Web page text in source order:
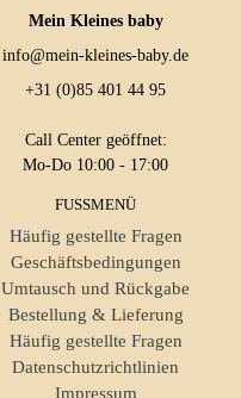
Mein Kleines baby
info@mein-kleines-baby.de
+31 (0)85 401 44 95
Call Center geöffnet:
Mo-Do 10:00 - 17:00
FUSSMENÜ
Häufig gestellte Fragen
Geschäftsbedingungen
Umtausch und Rückgabe
Bestellung & Lieferung
Häufig gestellte Fragen
Datenschutzrichtlinien
Impressum